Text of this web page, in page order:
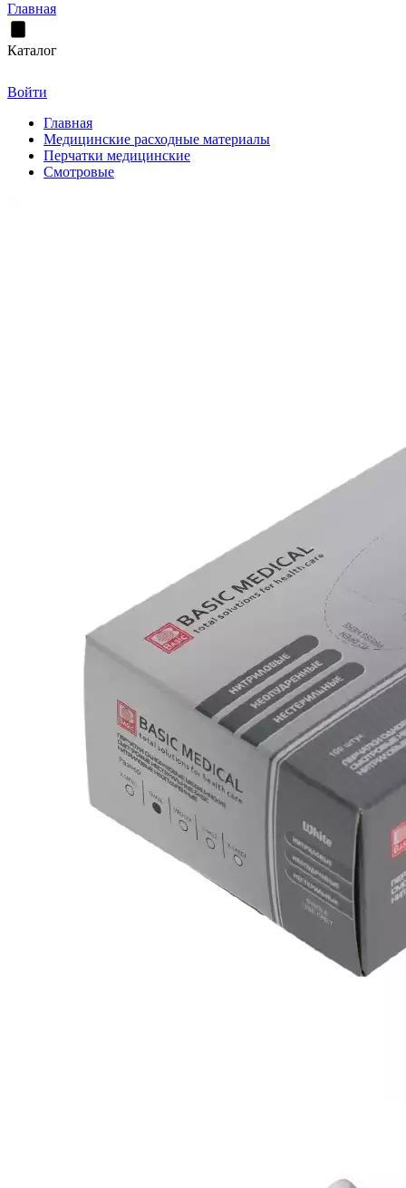
Главная
Каталог
Войти
Главная
Медицинские расходные материалы
Перчатки медицинские
Смотровые